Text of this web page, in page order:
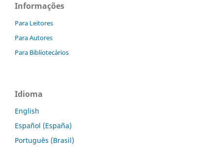
Informações
Para Leitores
Para Autores
Para Bibliotecários
Idioma
English
Español (España)
Português (Brasil)